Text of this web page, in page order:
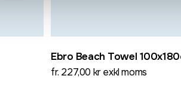
Ebro Beach Towel
fr. 227,00 kr exkl moms